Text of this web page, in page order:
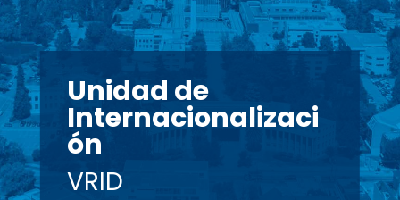
Unidad de
Internacionalizaci
ón
VRID